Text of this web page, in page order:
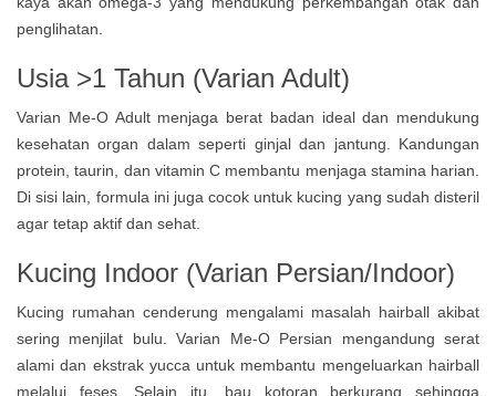
penglihatan.
Usia >1 Tahun (Varian Adult)
Varian Me-O Adult menjaga berat badan ideal dan mendukung
kesehatan organ dalam seperti ginjal dan jantung. Kandungan
protein, taurin, dan vitamin C membantu menjaga stamina harian.
Di sisi lain, formula ini juga cocok untuk kucing yang sudah disteril
agar tetap aktif dan sehat.
Kucing Indoor (Varian Persian/Indoor)
Kucing rumahan cenderung mengalami masalah hairball akibat
sering menjilat bulu. Varian Me-O Persian mengandung serat
alami dan ekstrak yucca untuk membantu mengeluarkan hairball
melalui feses. Selain itu, bau kotoran berkurang sehingga